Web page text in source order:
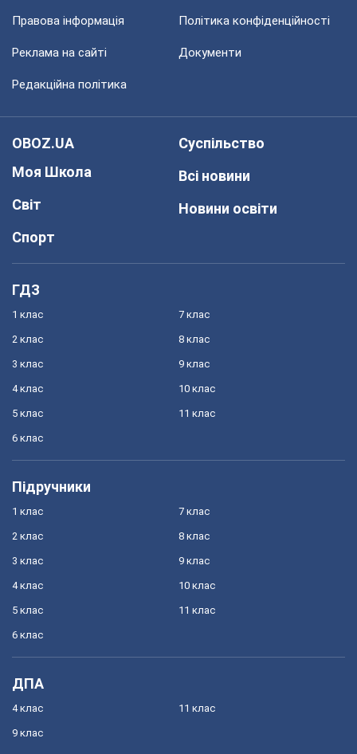
Правова інформація Політика конфіденційності
Реклама на сайті Документи
Редакційна політика
OBOZ.UA
Моя Школа
Світ
Спорт
Суспільство
Всі новини
Новини освіти
ГДЗ
1 клас
2 клас
3 клас
4 клас
5 клас
6 клас
7 клас
8 клас
9 клас
10 клас
11 клас
Підручники
1 клас
2 клас
3 клас
4 клас
5 клас
6 клас
7 клас
8 клас
9 клас
10 клас
11 клас
ДПА
4 клас
9 клас
11 клас